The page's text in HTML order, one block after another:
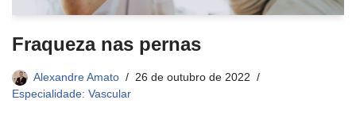
Fraqueza nas pernas
Alexandre Amato
26 de outubro de 2022
Especialidade: Vascular